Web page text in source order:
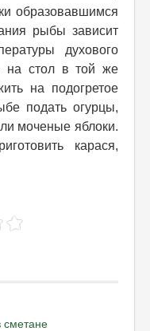
образовавшимся
рыбы зависит
духового
на стол в той же
на подогретое
подать огурцы,
моченые яблоки.
карася,
сметане